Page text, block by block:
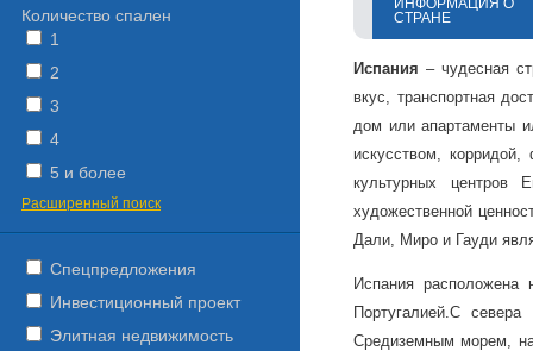
ИНФОРМАЦИЯ О
СТРАНЕ
Испания – чудесная
вкус, транспортная
дом или апартаменты
искусством,
культурных центров
художественной
Дали, Миро и Гауди
Испания расположена
Португалией.С севера
Средиземным морем,
Количество спален
1
2
3
4
5 и более
Расширенный поиск
Спецпредложения
Инвестиционный проект
Элитная недвижимость